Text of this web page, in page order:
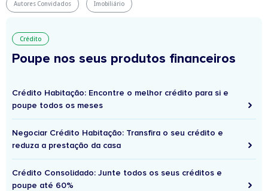
Autores Convidados Imobiliário
Crédito
Poupe nos seus produtos financeiros
Crédito Habitação: Encontre o melhor crédito para si e
poupe todos os meses
Negociar Crédito Habitação: Transfira o seu crédito e
reduza a prestação da casa
Crédito Consolidado: Junte todos os seus créditos e
poupe até 60%